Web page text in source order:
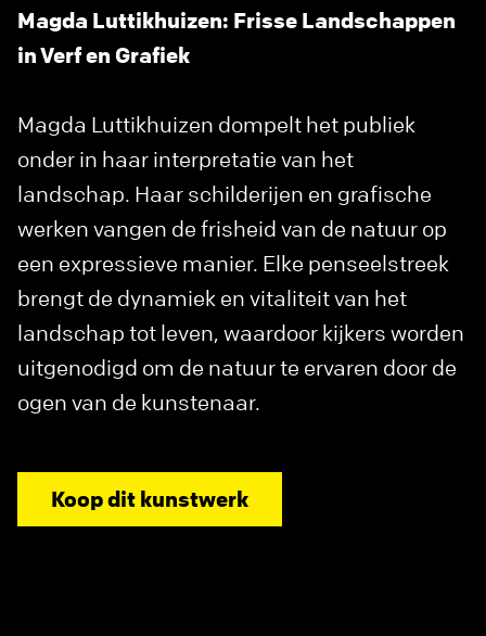
Magda Luttikhuizen: Frisse Landschappen
in Verf en Grafiek
Magda Luttikhuizen dompelt het publiek
onder in haar interpretatie van het
landschap. Haar schilderijen en grafische
werken vangen de frisheid van de natuur op
een expressieve manier. Elke penseelstreek
brengt de dynamiek en vitaliteit van het
landschap tot leven, waardoor kijkers worden
uitgenodigd om de natuur te ervaren door de
ogen van de kunstenaar.
Koop dit kunstwerk